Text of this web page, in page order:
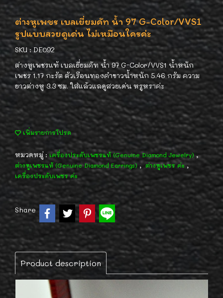
ต่างหูเพชร เบลเยี่ยมคัท น้ำ 97 G-Color/VVS1
รูปแบบสวยดูเด่น ไม่เหมือนใครค่ะ
SKU : DE092
ต่างหูเพชรแท้ เบลเยี่ยมคัท น้ำ 97 G-Color/VVS1 น้ำหนัก
เพชร 1.17 กะรัต ตัวเรือนทองคำขาวน้ำหนัก 5.46 กรัม ความ
ยาวต่างหู 3.3 ซม. ใส่แล้วแลดูสวยเด่น หรูหราค่ะ
เพิ่มรายการโปรด
หมวดหมู่ : เครื่องประดับเพชรแท้ (Genuine Diamond Jewelry) ,
ต่างหูเพชรแท้ (Genuine Diamond Earrings) , ต่างหูเพชร ค่ะ ,
เครื่องประดับเพชร ค่ะ
Share
Product description